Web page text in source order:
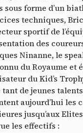
sous forme d’un
techniques,
sportif de
des
Ninanne, le
du Royaume et
du Kid’s
tant de jeunes
aujourd’hui les
jusqu’aux
les effectifs :